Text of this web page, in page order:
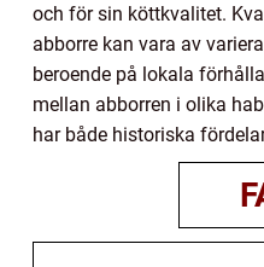
och för sin köttkvalitet.
abborre kan vara av
beroende på lokala
mellan abborren i olika
har både historiska